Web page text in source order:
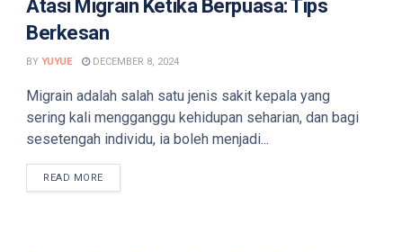
Atasi Migrain Ketika Berpuasa: Tips
Berkesan
BY YUYUE DECEMBER 8, 2024
Migrain adalah salah satu jenis sakit kepala yang
sering kali mengganggu kehidupan seharian, dan bagi
sesetengah individu, ia boleh menjadi...
READ MOREDETAILS